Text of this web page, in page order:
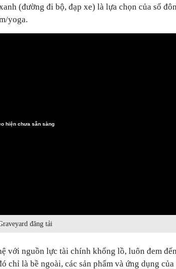
(đường đi bộ, đạp xe) là lựa chọn của số
yoga.
hiện chưa sẵn sàng
đăng tải
với nguồn lực tài chính khổng lồ, luôn đem đến
chỉ là bề ngoài, các sản phẩm và ứng dụng của